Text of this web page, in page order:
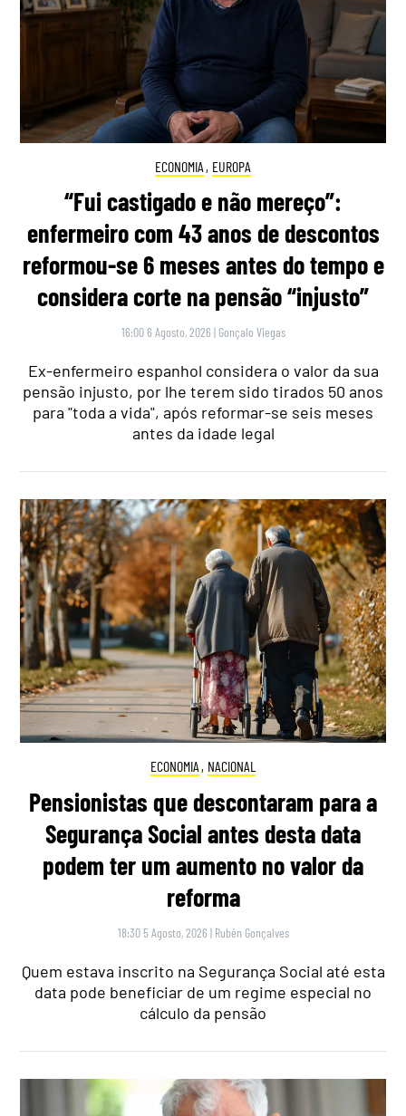
ECONOMIA , EUROPA
“Fui castigado e não mereço”:
enfermeiro com 43 anos de descontos
reformou-se 6 meses antes do tempo e
considera corte na pensão “injusto”
16:00 6 Agosto, 2026 | Gonçalo Viegas
Ex-enfermeiro espanhol considera o valor da sua
pensão injusto, por lhe terem sido tirados 50 anos
para "toda a vida", após reformar-se seis meses
antes da idade legal
ECONOMIA , NACIONAL
Pensionistas que descontaram para a
Segurança Social antes desta data
podem ter um aumento no valor da
reforma
18:30 5 Agosto, 2026 | Rubén Gonçalves
Quem estava inscrito na Segurança Social até esta
data pode beneficiar de um regime especial no
cálculo da pensão